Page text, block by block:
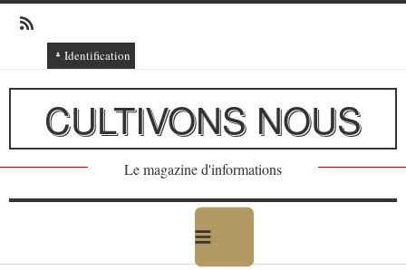
Identification
Connexion
Connexion via Facebook
Inscription
Ajout texte ou poème
CULTIVONS NOUS
Le magazine d'informations